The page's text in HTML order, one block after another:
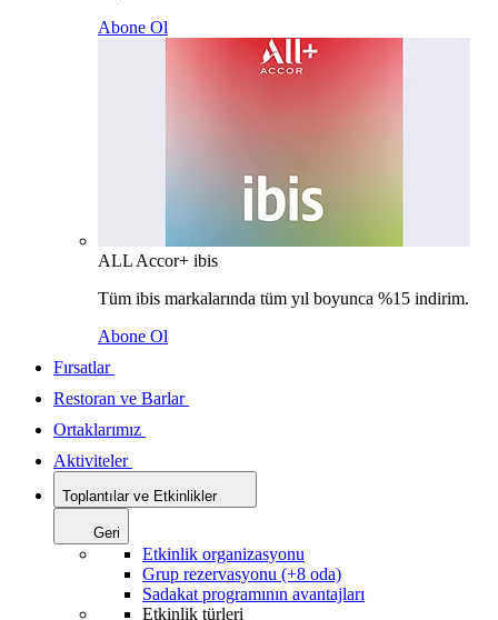
Abone Ol
ALL Accor+ ibis
Tüm ibis markalarında tüm yıl boyunca %15 indirim.
Abone Ol
Fırsatlar
Restoran ve Barlar
Ortaklarımız
Aktiviteler
Toplantılar ve Etkinlikler
Geri
Etkinlik organizasyonu
Grup rezervasyonu (+8 oda)
Sadakat programının avantajları
Etkinlik türleri